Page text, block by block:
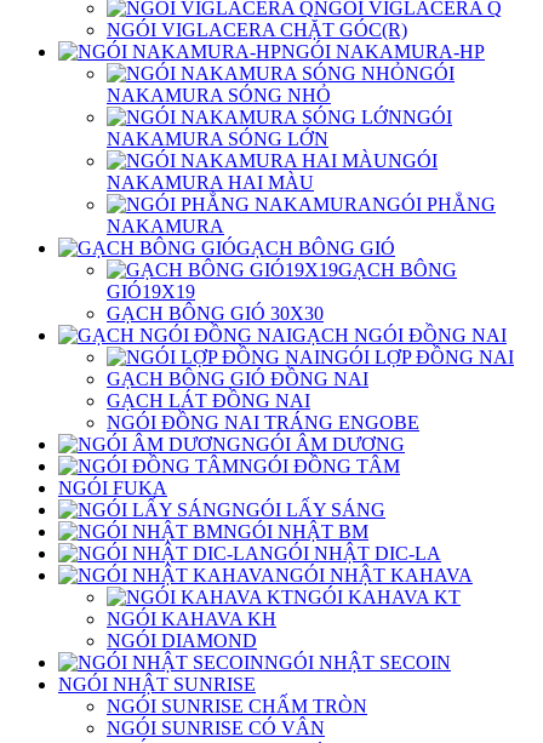
NGÓI VIGLACERA Q
NGÓI VIGLACERA CHẶT GÓC(R)
NGÓI NAKAMURA-HP
NGÓI
NAKAMURA SÓNG NHỎ
NGÓI
NAKAMURA SÓNG LỚN
NGÓI
NAKAMURA HAI MÀU
NGÓI PHẲNG
NAKAMURA
GẠCH BÔNG GIÓ
GẠCH BÔNG
GIÓ19X19
GẠCH BÔNG GIÓ 30X30
GẠCH NGÓI ĐỒNG NAI
NGÓI LỢP ĐỒNG NAI
GẠCH BÔNG GIÓ ĐỒNG NAI
GẠCH LÁT ĐỒNG NAI
NGÓI ĐỒNG NAI TRÁNG ENGOBE
NGÓI ÂM DƯƠNG
NGÓI ĐỒNG TÂM
NGÓI FUKA
NGÓI LẤY SÁNG
NGÓI NHẬT BM
NGÓI NHẬT DIC-LA
NGÓI NHẬT KAHAVA
NGÓI KAHAVA KT
NGÓI KAHAVA KH
NGÓI DIAMOND
NGÓI NHẬT SECOIN
NGÓI NHẬT SUNRISE
NGÓI SUNRISE CHẤM TRÒN
NGÓI SUNRISE CÓ VÂN